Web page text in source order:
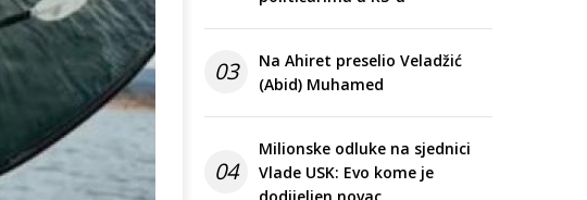
03
Na Ahiret preselio Veladžić
(Abid) Muhamed
04
Milionske odluke na sjednici
Vlade USK: Evo kome je